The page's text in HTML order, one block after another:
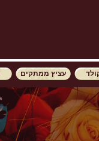
עציץ ממתקים